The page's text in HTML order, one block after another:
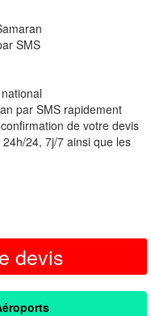
SMS
par SMS rapidement
de votre devis
24, 7j/7 ainsi que les
devis